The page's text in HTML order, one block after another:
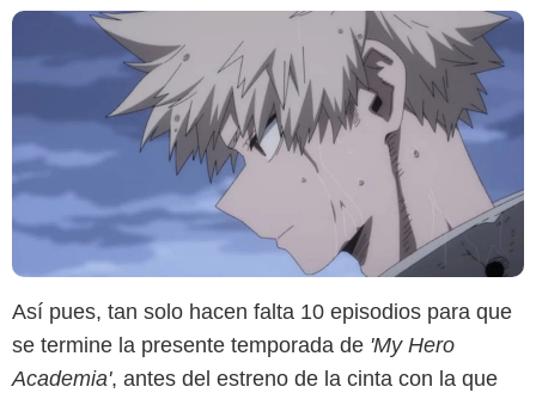
Así pues, tan solo hacen falta 10 episodios para que
se termine la presente temporada de 'My Hero
Academia', antes del estreno de la cinta con la que